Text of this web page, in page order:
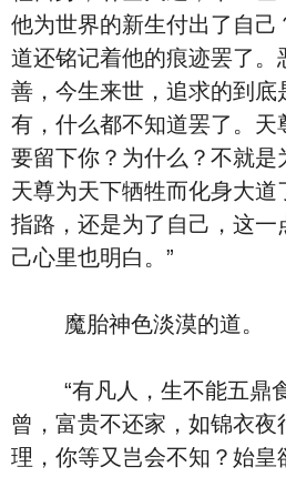
他为世界的新生付出了自己
道还铭记着他的痕迹罢了。
善，今生来世，追求的到底
有，什么都不知道罢了。天
要留下你？为什么？不就是
天尊为天下牺牲而化身大道
指路，还是为了自己，这一
己心里也明白。”
魔胎神色淡漠的道。
“有凡人，生不能五鼎
曾，富贵不还家，如锦衣夜
理，你等又岂会不知？始皇